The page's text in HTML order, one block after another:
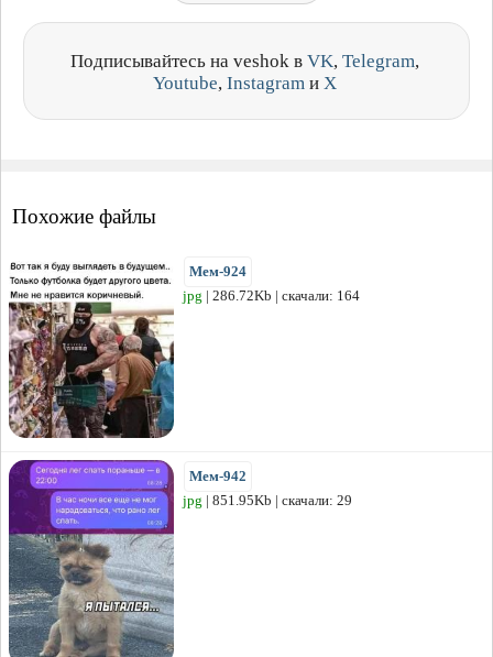
Подписывайтесь на veshok в VK, Telegram,
Youtube, Instagram и X
Похожие файлы
Мем-924
jpg | 286.72Kb | скачали: 164
Мем-942
jpg | 851.95Kb | скачали: 29